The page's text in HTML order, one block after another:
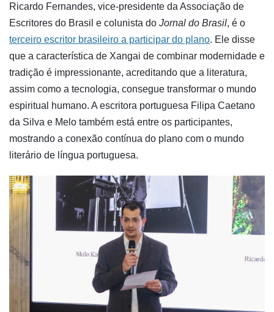
Ricardo Fernandes, vice-presidente da Associação de
Escritores do Brasil e colunista do Jornal do Brasil, é o
terceiro escritor brasileiro a participar do plano. Ele disse
que a característica de Xangai de combinar modernidade e
tradição é impressionante, acreditando que a literatura,
assim como a tecnologia, consegue transformar o mundo
espiritual humano. A escritora portuguesa Filipa Caetano
da Silva e Melo também está entre os participantes,
mostrando a conexão contínua do plano com o mundo
literário de língua portuguesa.